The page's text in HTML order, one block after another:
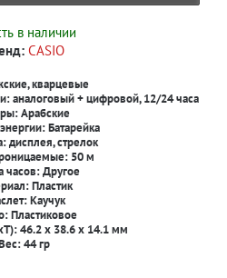
в наличии
CASIO
кварцевые
аналоговый + цифровой, 12/24 часа
Арабские
Батарейка
дисплея, стрелок
50 м
Другое
Пластик
Каучук
Пластиковое
46.2 x 38.6 x 14.1 мм
44 гр